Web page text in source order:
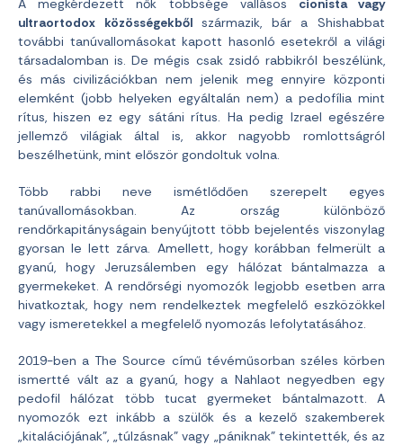
A megkérdezett nők többsége vallásos cionista vagy
ultraortodox közösségekbőlszármazik, bár a Shishabbat
további tanúvallomásokat kapott hasonló esetekről a világi
társadalomban is. De mégis csak zsidó rabbikról beszélünk,
és más civilizációkban nem jelenik meg ennyire központi
elemként (jobb helyeken egyáltalán nem) a pedofília mint
rítus, hiszen ez egy sátáni rítus. Ha pedig Izrael egészére
jellemző világiak által is, akkor nagyobb romlottságról
beszélhetünk, mint először gondoltuk volna.
Több rabbi neve ismétlődően szerepelt egyes
tanúvallomásokban. Az ország különböző
rendőrkapitányságain benyújtott több bejelentés viszonylag
gyorsan le lett zárva. Amellett, hogy korábban felmerült a
gyanú, hogy Jeruzsálemben egy hálózat bántalmazza a
gyermekeket. A rendőrségi nyomozók legjobb esetben arra
hivatkoztak, hogy nem rendelkeztek megfelelő eszközökkel
vagy ismeretekkel a megfelelő nyomozás lefolytatásához.
2019-ben a The Source című tévéműsorban széles körben
ismertté vált az a gyanú, hogy a Nahlaot negyedben egy
pedofil hálózat több tucat gyermeket bántalmazott. A
nyomozók ezt inkább a szülők és a kezelő szakemberek
„kitalációjának”, „túlzásnak” vagy „pániknak” tekintették, és az